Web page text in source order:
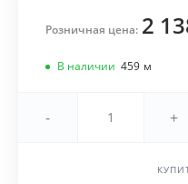
Розничная цена: 2
В наличии 459 м
- +